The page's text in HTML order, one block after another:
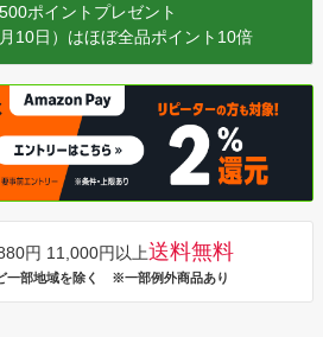
ポイントプレゼント
10日）はほぼ全品ポイント10倍
円 11,000円以上送料無料
一部地域を除く ※一部例外商品あり